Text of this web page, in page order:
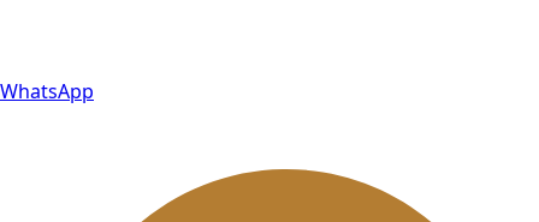
WhatsApp